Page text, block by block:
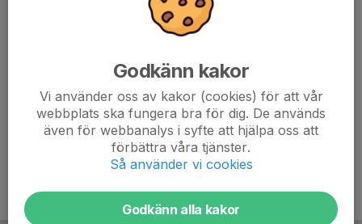
Godkänn kakor
Vi använder oss av kakor (cookies) för att vår
webbplats ska fungera bra för dig. De används
även för webbanalys i syfte att hjälpa oss att
förbättra våra tjänster.
Så använder vi cookies
Godkänn alla kakor